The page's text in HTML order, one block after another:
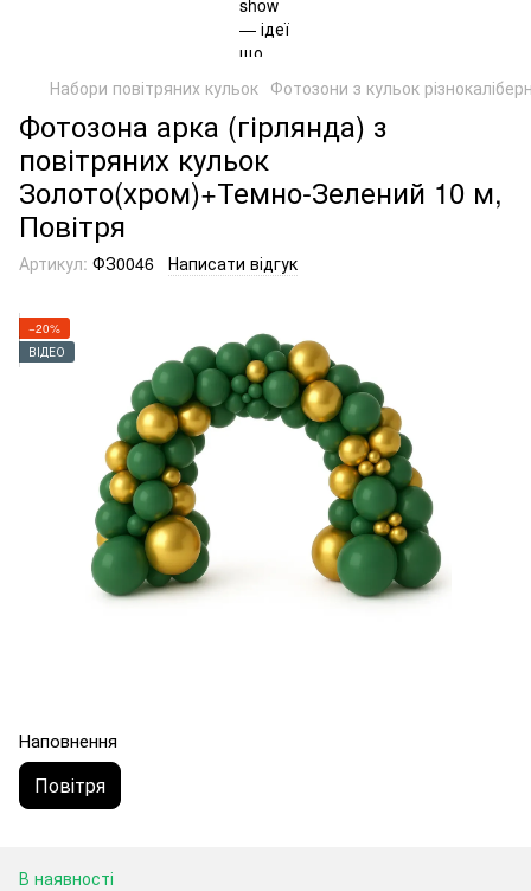
Набори повітряних кульок Фотозони з кульок
Фотозона арка (гірлянда) з
повітряних кульок
Золото(хром)+Темно-Зелений 10 м,
Повітря
Артикул: ФЗ0046 Написати відгук
−20%
ВІДЕО
Наповнення
Повітря
В наявності